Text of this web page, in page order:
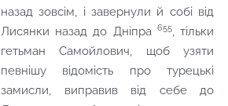
назад зовсім, і завернули й собі від
Лисянки назад до Дніпра 655, тільки
гетьман Самойлович, щоб узяти
певнішу відомість про турецькі
замисли, виправив від себе до